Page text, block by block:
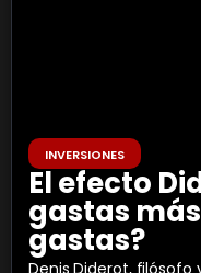
INVERSIONES
El efecto
gastas
gastas?